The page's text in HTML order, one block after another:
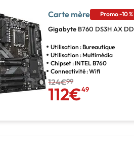
Carte mère Promo -10 %
Gigabyte B760 DS3H AX
Utilisation : Bureautique
Utilisation : Multimédia
Chipset : INTEL B760
Connectivité : Wifi
124€99
112€49